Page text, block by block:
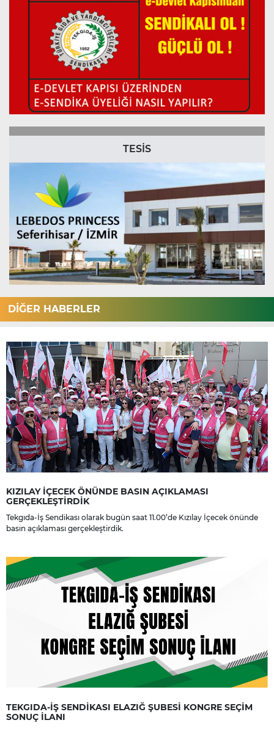
TESİS
DİĞER HABERLER
KIZILAY İÇECEK ÖNÜNDE BASIN AÇIKLAMASI
GERÇEKLEŞTİRDİK
Tekgıda-İş Sendikası olarak bugün saat 11.00’de Kızılay İçecek önünde
basın açıklaması gerçekleştirdik.
TEKGIDA-İŞ SENDİKASI ELAZIĞ ŞUBESİ KONGRE SEÇİM
SONUÇ İLANI